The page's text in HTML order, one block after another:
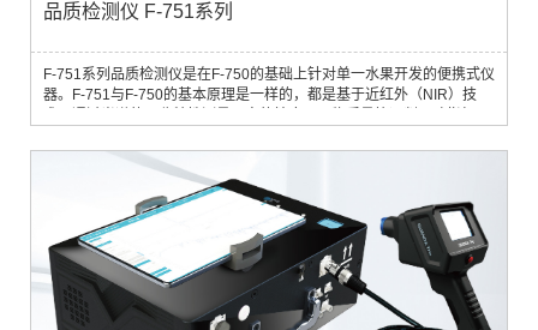
品质检测仪 F-751系列
F-751系列品质检测仪是在F-750的基础上针对单一水果开发的便携式仪
器。F-751与F-750的基本原理是一样的，都是基于近红外（NIR）技
油果等的关键品质和成熟度指标白利度。利用NIR技术，F-751在几秒
钟内完成测量，使生产商、分销商和零售商能够在不破坏产品的情况下
快速收集数据。Felix 产...